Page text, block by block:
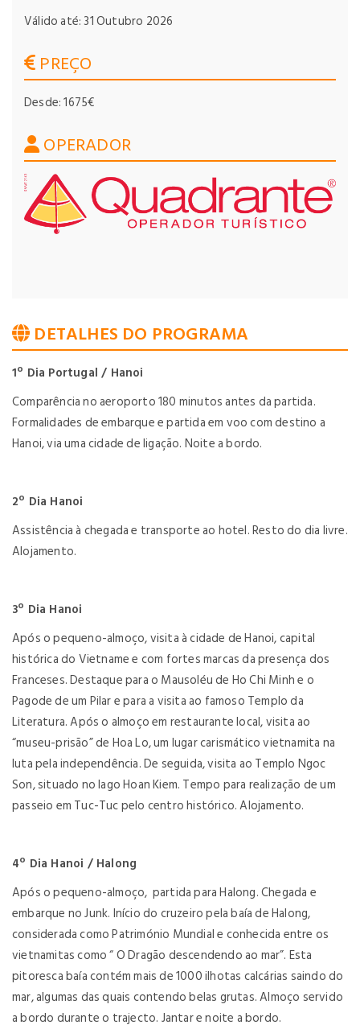
Válido até: 31 Outubro 2026
PREÇO
Desde: 1675€
OPERADOR
DETALHES DO PROGRAMA
1º Dia Portugal / Hanoi
Comparência no aeroporto 180 minutos antes da partida.
Formalidades de embarque e partida em voo com destino a
Hanoi, via uma cidade de ligação. Noite a bordo.
2º Dia Hanoi
Assistência à chegada e transporte ao hotel. Resto do dia livre.
Alojamento.
3º Dia Hanoi
Após o pequeno-almoço, visita à cidade de Hanoi, capital
histórica do Vietname e com fortes marcas da presença dos
Franceses. Destaque para o Mausoléu de Ho Chi Minh e o
Pagode de um Pilar e para a visita ao famoso Templo da
Literatura. Após o almoço em restaurante local, visita ao
“museu-prisão” de Hoa Lo, um lugar carismático vietnamita na
luta pela independência. De seguida, visita ao Templo Ngoc
Son, situado no lago Hoan Kiem. Tempo para realização de um
passeio em Tuc-Tuc pelo centro histórico. Alojamento.
4º Dia Hanoi / Halong
Após o pequeno-almoço, partida para Halong. Chegada e
embarque no Junk. Início do cruzeiro pela baía de Halong,
considerada como Património Mundial e conhecida entre os
vietnamitas como “ O Dragão descendendo ao mar”. Esta
pitoresca baía contém mais de 1000 ilhotas calcárias saindo do
mar, algumas das quais contendo belas grutas. Almoço servido
a bordo durante o trajecto. Jantar e noite a bordo.